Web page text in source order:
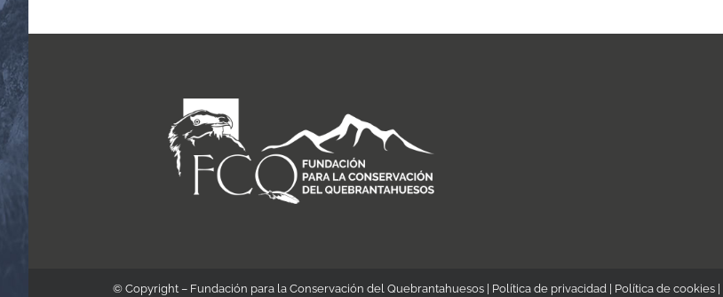
© Copyright – Fundación para la Conservación del Quebrantahuesos | Política de privacidad Política de cookies|